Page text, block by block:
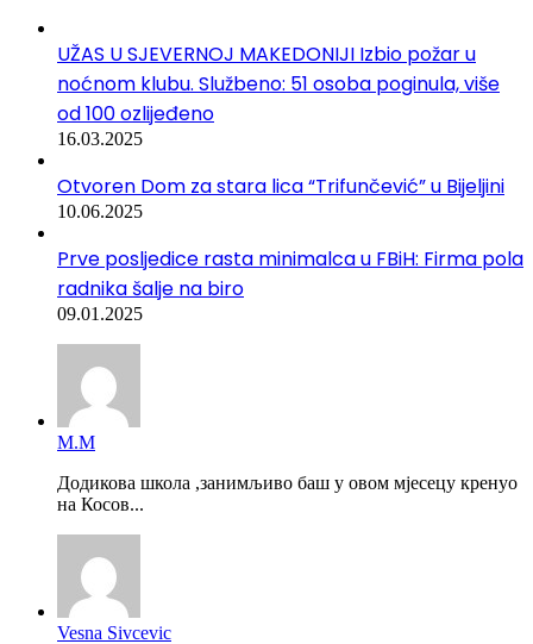
UŽAS U SJEVERNOJ MAKEDONIJI Izbio požar u
noćnom klubu. Službeno: 51 osoba poginula, više
od 100 ozlijeđeno
16.03.2025
Otvoren Dom za stara lica “Trifunčević” u Bijeljini
10.06.2025
Prve posljedice rasta minimalca u FBiH: Firma pola
radnika šalje na biro
09.01.2025
М.М
Додикова школа ,занимљиво баш у овом мјесецу кренуо
на Косов...
Vesna Sivcevic